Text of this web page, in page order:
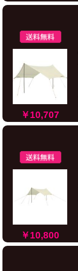
￥10,707
￥10,800